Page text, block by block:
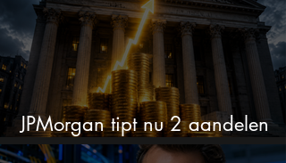
JPMorgan tipt nu 2 aandelen
voor augustus